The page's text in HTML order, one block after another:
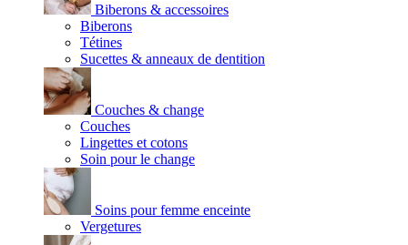
Biberons & accessoires
Biberons
Tétines
Sucettes & anneaux de dentition
Couches & change
Couches
Lingettes et cotons
Soin pour le change
Soins pour femme enceinte
Vergetures